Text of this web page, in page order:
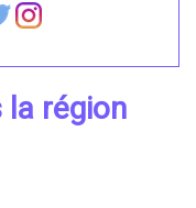
la région